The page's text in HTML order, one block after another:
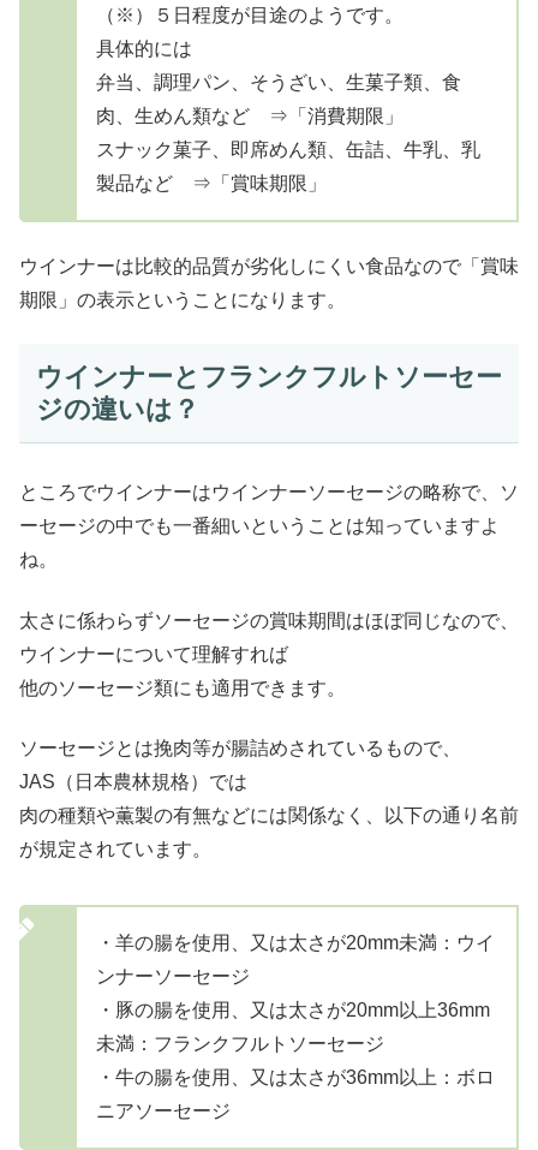
（※）５日程度が目途のようです。
具体的には
弁当、調理パン、そうざい、生菓子類、食
肉、生めん類など ⇒「消費期限」
スナック菓子、即席めん類、缶詰、牛乳、乳
製品など ⇒「賞味期限」
ウインナーは比較的品質が劣化しにくい食品なので「賞味
期限」の表示ということになります。
ウインナーとフランクフルトソーセー
ジの違いは？
ところでウインナーはウインナーソーセージの略称で、ソ
ーセージの中でも一番細いということは知っていますよ
ね。
太さに係わらずソーセージの賞味期間はほぼ同じなので、
ウインナーについて理解すれば
他のソーセージ類にも適用できます。
ソーセージとは挽肉等が腸詰めされているもので、
JAS（日本農林規格）では
肉の種類や薫製の有無などには関係なく、以下の通り名前
が規定されています。
・羊の腸を使用、又は太さが20mm未満：ウイ
ンナーソーセージ
・豚の腸を使用、又は太さが20mm以上36mm
未満：フランクフルトソーセージ
・牛の腸を使用、又は太さが36mm以上：ボロ
ニアソーセージ